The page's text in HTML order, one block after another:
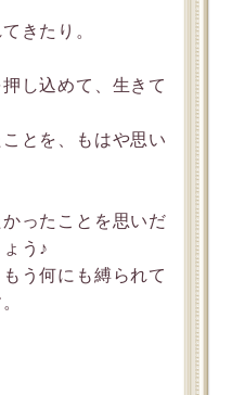
きたり。
し込めて、生きて
とを、もはや思い
ったことを思いだ
う♪
う何にも縛られて